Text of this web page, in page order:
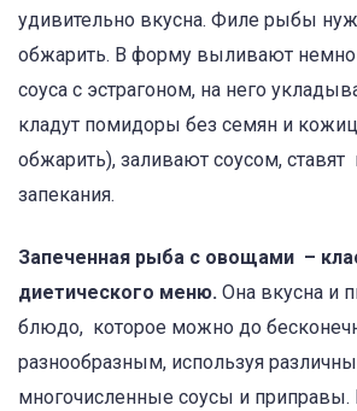
удивительно вкусна. Филе рыбы
обжарить. В форму выливают
соуса с эстрагоном, на него
кладут помидоры без семян и
обжарить), заливают соусом, ставят
запекания.
Запеченная рыба с овощами –
диетического меню. Она вкусна и
блюдо, которое можно до
разнообразным, используя
многочисленные соусы и приправы.